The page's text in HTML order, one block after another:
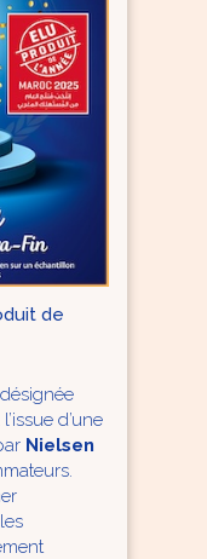
de
l’issue d’une
Nielsen